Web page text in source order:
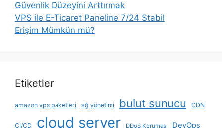
Güvenlik Düzeyini Arttırmak
VPS ile E-Ticaret Paneline 7/24 Stabil
Erişim Mümkün mü?
Etiketler
amazon vps paketleri ağ yönetimi bulut sunucu CDN
CI/CD cloud server DDoS Koruması DevOps